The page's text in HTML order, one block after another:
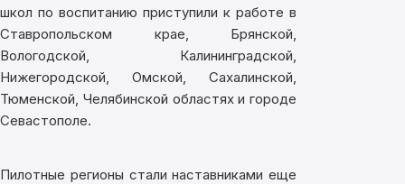
школ по воспитанию приступили к работе в
Ставропольском крае, Брянской,
Вологодской, Калининградской,
Нижегородской, Омской, Сахалинской,
Тюменской, Челябинской областях и городе
Севастополе.
Пилотные регионы стали наставниками еще